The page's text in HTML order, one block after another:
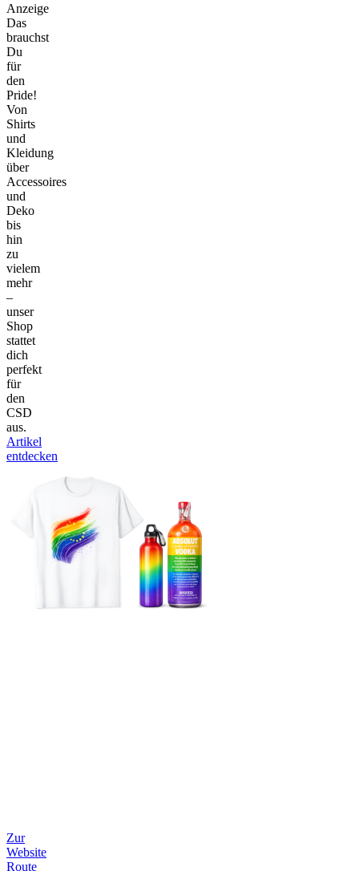
Anzeige
Das
brauchst
Du
für
den
Pride!
Von
Shirts
und
Kleidung
über
Accessoires
und
Deko
bis
hin
zu
vielem
mehr
–
unser
Shop
stattet
dich
perfekt
für
den
CSD
aus.
Artikel
entdecken
Zur
Website
Route